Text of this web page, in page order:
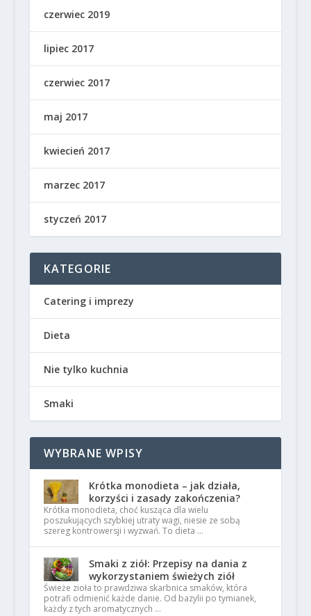
czerwiec 2019
lipiec 2017
czerwiec 2017
maj 2017
kwiecień 2017
marzec 2017
styczeń 2017
KATEGORIE
Catering i imprezy
Dieta
Nie tylko kuchnia
Smaki
WYBRANE WPISY
Krótka monodieta – jak działa,
korzyści i zasady zakończenia?
Krótka monodieta, choć kusząca dla wielu
poszukujących szybkiej utraty wagi, niesie ze sobą
szereg kontrowersji i wyzwań. To dieta …
Smaki z ziół: Przepisy na dania z
wykorzystaniem świeżych ziół
Świeże zioła to prawdziwa skarbnica smaków, która
potrafi odmienić każde danie. Od bazylii po tymianek,
każdy z tych aromatycznych …